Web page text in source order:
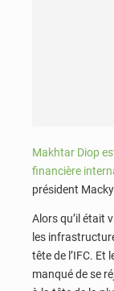
Makhtar Diop
financière
président
Alors qu’il était
les
tête de l’IFC. Et
manqué de se